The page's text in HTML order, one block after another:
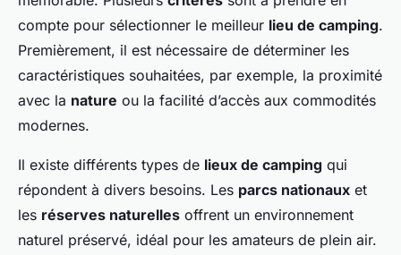
compte pour sélectionner le meilleur lieu de camping.
Premièrement, il est nécessaire de déterminer les
caractéristiques souhaitées, par exemple, la proximité
avec la nature ou la facilité d’accès aux commodités
modernes.
Il existe différents types de lieux de camping qui
répondent à divers besoins. Les parcs nationaux et
les réserves naturelles offrent un environnement
naturel préservé, idéal pour les amateurs de plein air.